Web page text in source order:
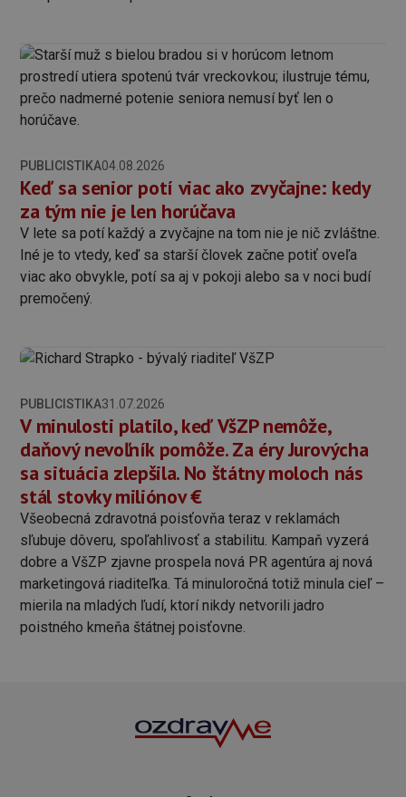
PUBLICISTIKA04.08.2026
Keď sa senior potí viac ako zvyčajne: kedy
za tým nie je len horúčava
V lete sa potí každý a zvyčajne na tom nie je nič zvláštne.
Iné je to vtedy, keď sa starší človek začne potiť oveľa
viac ako obvykle, potí sa aj v pokoji alebo sa v noci budí
premočený.
PUBLICISTIKA31.07.2026
V minulosti platilo, keď VšZP nemôže,
daňový nevoľník pomôže. Za éry Jurovýcha
sa situácia zlepšila. No štátny moloch nás
stál stovky miliónov €
Všeobecná zdravotná poisťovňa teraz v reklamách
sľubuje dôveru, spoľahlivosť a stabilitu. Kampaň vyzerá
dobre a VšZP zjavne prospela nová PR agentúra aj nová
marketingová riaditeľka. Tá minuloročná totiž minula cieľ –
mierila na mladých ľudí, ktorí nikdy netvorili jadro
poistného kmeňa štátnej poisťovne.